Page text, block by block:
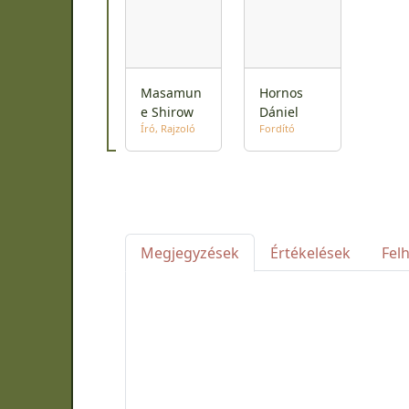
Masamun
e Shirow
Író Rajzoló
Hornos
Dániel
Fordító
Megjegyzések Értékelések